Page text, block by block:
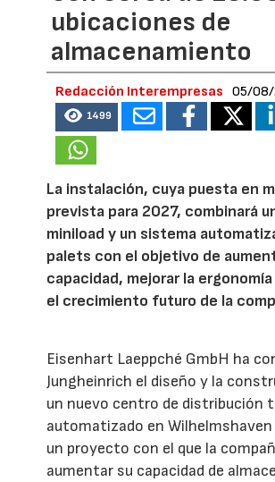
ubicaciones de
almacenamiento
Redacción Interempresas 05/
1499
La instalación, cuya puesta en
prevista para 2027, combinará
miniload y un sistema
palets con el objetivo de
capacidad, mejorar la
el crecimiento futuro de la
Eisenhart Laeppché GmbH ha
Jungheinrich el diseño y la
un nuevo centro de distribución
automatizado en Wilhelmshaven
un proyecto con el que la
aumentar su capacidad de